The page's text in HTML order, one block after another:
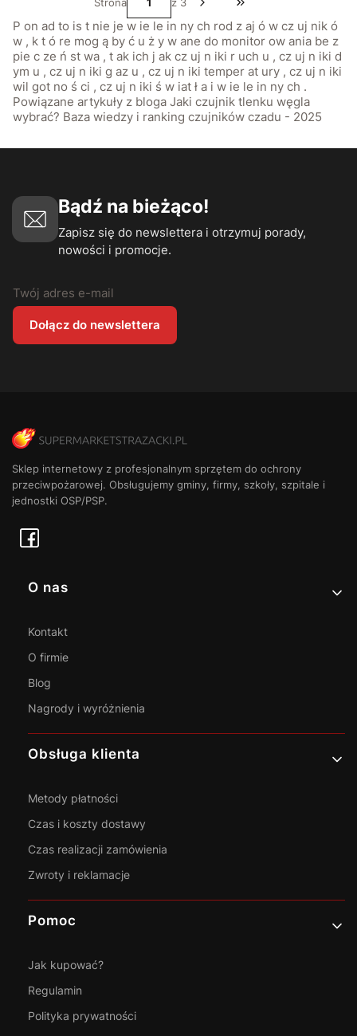
Przejdź do ostatniej
P on ad to is t nie je w ie le in ny ch rod z aj ó w cz uj nik ó
w , k t ó re mog ą by ć u ż y w ane do monitor ow ania be z
pie c ze ń st wa , t ak ich j ak cz uj n iki r uch u , cz uj n iki d
ym u , cz uj n iki g az u , cz uj n iki temper at ury , cz uj n iki
wil got no ś ci , cz uj n iki ś w iat ł a i w ie le in ny ch .
Powiązane artykuły z bloga Jaki czujnik tlenku węgla
wybrać? Baza wiedzy i ranking czujników czadu - 2025
Bądź na bieżąco!
Zapisz się do newslettera i otrzymuj porady,
nowości i promocje.
Twój adres e-mail
Dołącz do newslettera
Sklep internetowy z profesjonalnym sprzętem do ochrony
przeciwpożarowej. Obsługujemy gminy, firmy, szkoły, szpitale i
jednostki OSP/PSP.
Linki w stopce
O nas
Kontakt
O firmie
Blog
Nagrody i wyróżnienia
Obsługa klienta
Metody płatności
Czas i koszty dostawy
Czas realizacji zamówienia
Zwroty i reklamacje
Pomoc
Jak kupować?
Regulamin
Polityka prywatności